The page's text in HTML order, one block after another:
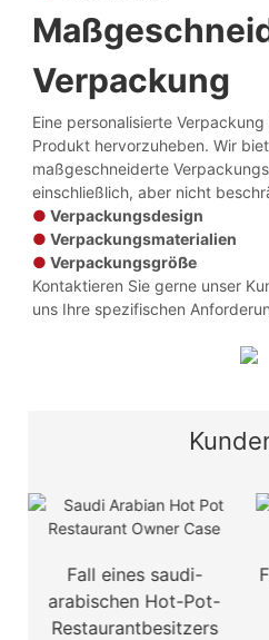
Verpackung
Eine personalisierte
Produkt hervorzuheben. Wir
maßgeschneiderte
einschließlich, aber nicht
●Verpackungsdesign
●Verpackungsmaterialien
●Verpackungsgröße
Kontaktieren Sie gerne unser
uns Ihre spezifischen
Fall eines saudi-
arabischen Hot-Pot-
Restaurantbesitzers